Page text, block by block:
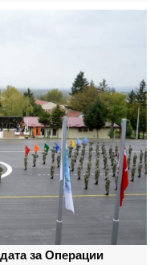
за Операции